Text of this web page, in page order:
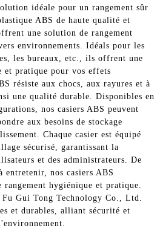
idéale pour un rangement sûr
ABS de haute qualité et
une solution de rangement
environnements. Idéals pour les
les bureaux, etc., ils offrent une
et pratique pour vos effets
résiste aux chocs, aux rayures et à
une qualité durable. Disponibles en
nos casiers ABS peuvent
aux besoins de stockage
Chaque casier est équipé
sécurisé, garantissant la
et des administrateurs. De
nos casiers ABS
hygiénique et pratique.
Gui Tong Technology Co., Ltd.
et durables, alliant sécurité et